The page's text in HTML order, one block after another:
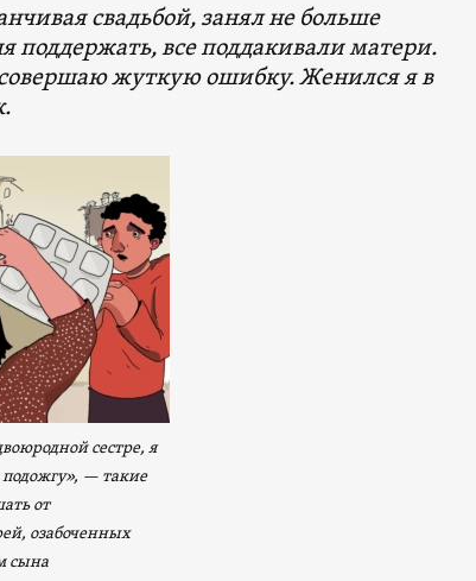
свадьбой, занял не больше
поддержать, все поддакивали матери.
жуткую ошибку. Женился я в
сестре, я
— такие
от
озабоченных
сына